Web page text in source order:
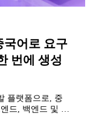
국어로 요구
번에 생성
플랫폼으로, 중
드, 백엔드 및 데